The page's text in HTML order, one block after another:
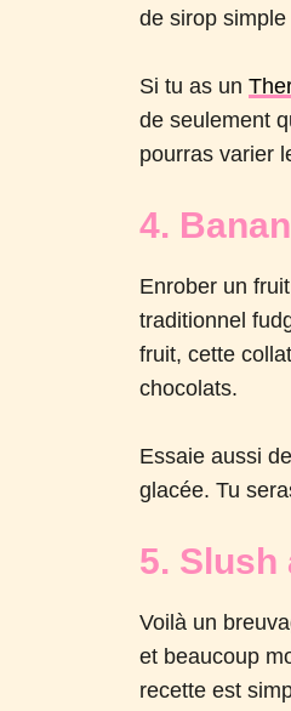
de sirop
Si tu as un
de seulement
pourras varier
4.
Enrober un
traditionnel
fruit, cette
chocolats.
Essaie aussi
glacée. Tu
5. Slush
Voilà un
et beaucoup
recette est